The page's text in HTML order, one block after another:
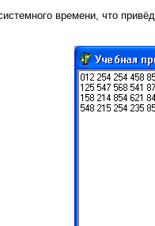
времени, что